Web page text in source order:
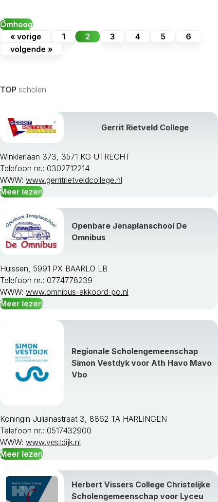
Omhoog
« vorige
1 2 3 4 5
6
volgende »
TOP scholen
Gerrit Rietveld College
Winklerlaan 373, 3571 KG UTRECHT
Telefoon nr.: 0302712214
WWW: www.gerritrietveldcollege.nl
Meer lezen
Openbare Jenaplanschool De
Omnibus
Huissen, 5991 PX BAARLO LB
Telefoon nr.: 0774778239
WWW: www.omnibus-akkoord-po.nl
Meer lezen
Regionale Scholengemeenschap
Simon Vestdyk voor Ath Havo Mavo
Vbo
Koningin Julianastraat 3, 8862 TA HARLINGEN
Telefoon nr.: 0517432900
WWW: www.vestdijk.nl
Meer lezen
Herbert Vissers College Christelijke
Scholengemeenschap voor Lyceu